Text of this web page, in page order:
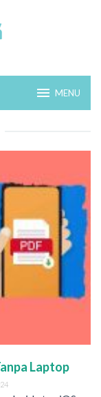
MENU
Laptop